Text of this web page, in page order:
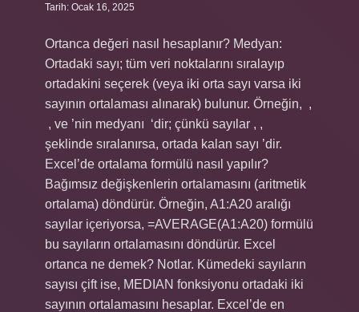
Tarih: Ocak 16, 2025
Ortanca değeri nasıl hesaplanır? Medyan:
Ortadaki sayı; tüm veri noktalarını sıralayıp
ortadakini seçerek (veya iki orta sayı varsa iki
sayının ortalaması alınarak) bulunur. Örneğin, ‍ ,
‍ , ve ‍’nin medyanı ‍ ‘dir; çünkü sayılar ‍, ‍, ‍
şeklinde sıralanırsa, ortada kalan sayı ‍’dir.
Excel’de ortalama formülü nasıl yapılır?
Bağımsız değişkenlerin ortalamasını (aritmetik
ortalama) döndürür. Örneğin, A1:A20 aralığı
sayılar içeriyorsa, =AVERAGE(A1:A20) formülü
bu sayıların ortalamasını döndürür. Excel
ortanca ne demek? Notlar. Kümedeki sayıların
sayısı çift ise, MEDIAN fonksiyonu ortadaki iki
sayının ortalamasını hesaplar. Excel’de en